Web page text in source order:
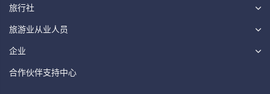
旅行社
旅游业从业人员
企业
合作伙伴支持中心